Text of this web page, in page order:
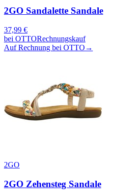
2GO Sandalette Sandale
37,99 €
bei OTTORechnungskauf
Auf Rechnung bei OTTO →
2GO
2GO Zehensteg Sandale